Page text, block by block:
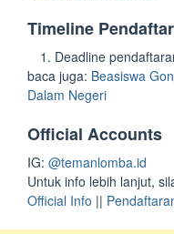
Timeline
Deadline
baca juga: Beasiswa
Dalam Negeri
Official Accounts
IG: @temanlomba.id
Untuk info lebih lanjut,
Official Info ||